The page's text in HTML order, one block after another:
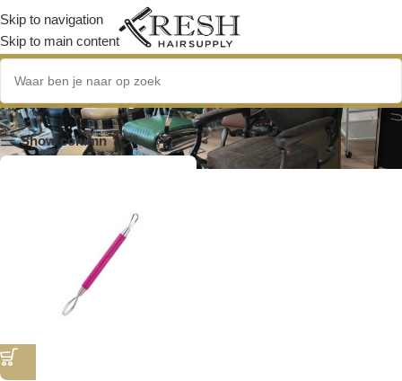
Skip to navigation
Skip to main content
Roestvrij staal
Show column